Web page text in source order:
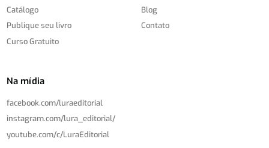
Catálogo
Publique seu livro
Curso Gratuito
Blog
Contato
Na mídia
facebook.com/luraeditorial
instagram.com/lura_editorial/
youtube.com/c/LuraEditorial